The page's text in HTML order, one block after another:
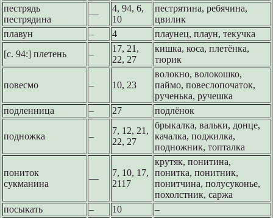
пестрядь
пестрядина
––
4, 94, 6,
10
пестрятина, ребячина,
цвилик
плавун
– 4
плаунец, плаун, текучка
[с. 94:] плетень
–
17, 21,
22, 27
кишка, коса, плетёнка,
тюрик
повесмо – 10, 23
волокно, волокошко,
паймо, повеслопочаток,
рученька, ручешка
подленница
– 27 подлёнок
подножка –
7, 12, 21,
22, 27
брыкалка, вальки, донце,
качалка, поджилка,
подножник, топталка
пониток
сукманина
––
7, 10, 17,
2117
крутяк, понитина,
понитка, понитник,
понитчина, полусуконье,
похолстник, саржа
посыкать
– 10 –